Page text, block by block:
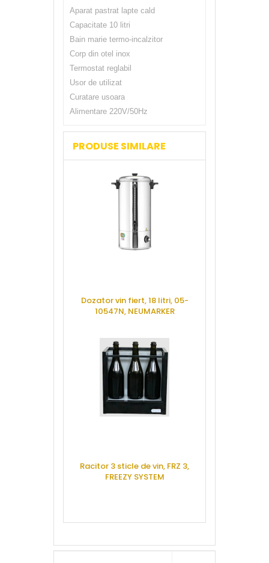
Aparat pastrat lapte cald
Capacitate 10 litri
Bain marie termo-incalzitor
Corp din otel inox
Termostat reglabil
Usor de utilizat
Curatare usoara
Alimentare 220V/50Hz
PRODUSE SIMILARE
Dozator vin fiert, 18 litri, 05-
10547N, NEUMARKER
Racitor 3 sticle de vin, FRZ 3,
FREEZY SYSTEM